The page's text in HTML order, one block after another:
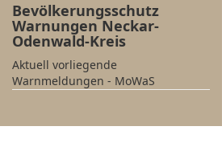
Bevölkerungsschutz
Warnungen Neckar-
Odenwald-Kreis
Aktuell vorliegende
Warnmeldungen - MoWaS